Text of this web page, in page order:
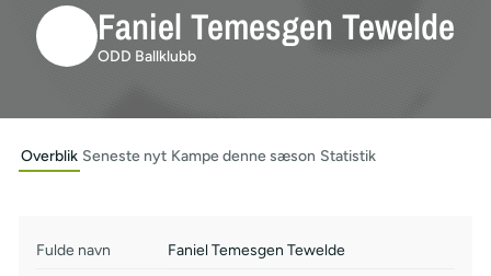
Faniel Temesgen Tewelde
ODD Ballklubb
Overblik Seneste nyt Kampe denne sæson Statistik
Fulde navn
Faniel Temesgen Tewelde